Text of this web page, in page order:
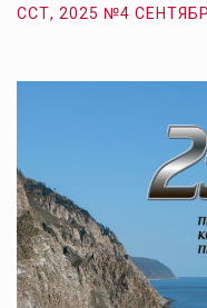
ССТ, 2025 №4